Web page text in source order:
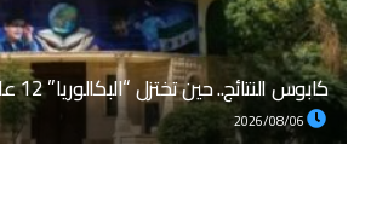
كابوس النتائج.. حين تختزل “البكالوريا” 12 عاماً من عمر الطلاب